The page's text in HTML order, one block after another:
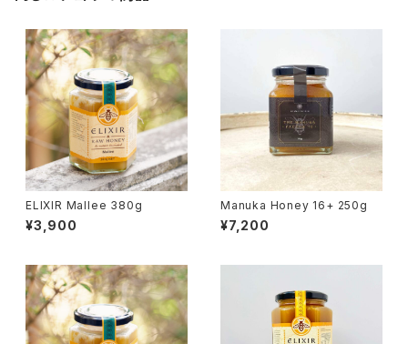
ELIXIR Mallee 380g
¥3,900
Manuka Honey 16+ 250g
¥7,200